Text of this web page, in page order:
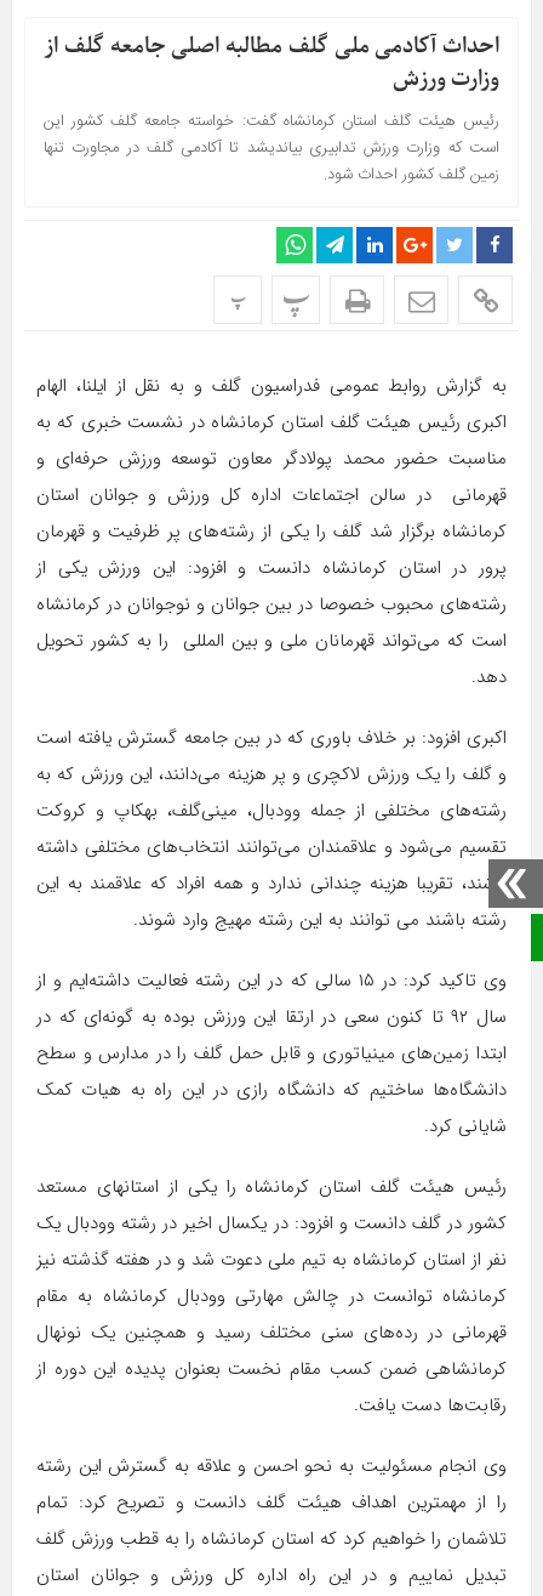
صفحه نخست
احداث آکادمی ملی گلف مطالبه اصلی جامعه گلف از
وزارت ورزش
رئیس هیئت گلف استان کرمانشاه گفت: خواسته جامعه گلف کشور این
است که وزارت ورزش تدابیری بیاندیشد تا آکادمی گلف در مجاورت تنها
زمین گلف کشور احداث شود.
پ پ
به گزارش روابط عمومی فدراسیون گلف و به نقل از ایلنا، الهام
اکبری رئیس هیئت گلف استان کرمانشاه در نشست خبری که به
مناسبت حضور محمد پولادگر معاون توسعه ورزش حرفه‌ای و
قهرمانی در سالن اجتماعات اداره کل ورزش و جوانان استان
کرمانشاه برگزار شد گلف را یکی از رشته‌های پر ظرفیت و قهرمان
پرور در استان کرمانشاه دانست و افزود: این ورزش یکی از
رشته‌های محبوب خصوصا در بین جوانان و نوجوانان در کرمانشاه
است که می‌تواند قهرمانان ملی و بین المللی را به کشور تحویل
دهد.
اکبری افزود: بر خلاف باوری که در بین جامعه گسترش یافته است
و گلف را یک ورزش لاکچری و پر هزینه می‌دانند، این ورزش که به
رشته‌های مختلفی از جمله وودبال، مینی‌گلف، بهکاپ و کروکت
تقسیم می‌شود و علاقمندان می‌توانند انتخاب‌های مختلفی داشته
باشند، تقریبا هزینه چندانی ندارد و همه افراد که علاقمند به این
رشته باشند می توانند به این رشته مهیج وارد شوند.
وی تاکید کرد: در ۱۵ سالی که در این رشته فعالیت داشته‌ایم و از
سال ۹۲ تا کنون سعی در ارتقا این ورزش بوده به گونه‌ای که در
ابتدا زمین‌های مینیاتوری و قابل حمل گلف را در مدارس و سطح
دانشگاه‌ها ساختیم که دانشگاه رازی در این راه به هیات کمک
شایانی کرد.
رئیس هیئت گلف استان کرمانشاه را یکی از استانهای مستعد
کشور در گلف دانست و افزود: در یکسال اخیر در رشته وودبال یک
نفر از استان کرمانشاه به تیم ملی دعوت شد و در هفته گذشته نیز
کرمانشاه توانست در چالش مهارتی وودبال کرمانشاه به مقام
قهرمانی در رده‌های سنی مختلف رسید و همچنین یک نونهال
کرمانشاهی ضمن کسب مقام نخست بعنوان پدیده این دوره از
رقابت‌ها دست یافت.
وی انجام مسئولیت به نحو احسن و علاقه به گسترش این رشته
را از مهمترین اهداف هیئت گلف دانست و تصریح کرد: تمام
تلاشمان را خواهیم کرد که استان کرمانشاه را به قطب ورزش گلف
تبدیل نماییم و در این راه اداره کل ورزش و جوانان استان